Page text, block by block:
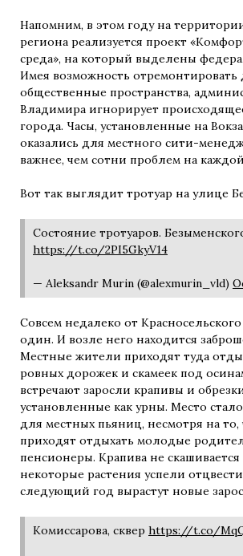
Напомним, в этом году на
региона реализуется проект
среда», на который выделены
Имея возможность отремонтировать
общественные пространства,
Владимира игнорирует
города. Часы, установленные на
оказались для местного сити-
важнее, чем сотни проблем на
Вот так выглядит тротуар на улице
Состояние тротуаров.
https://t.co/2PI5GkyV14
— Aleksandr Murin (@alexmurin_vld)
Совсем недалеко от
один. И возле него находится
Местные жители приходят туда
ровных дорожек и скамеек под
встречают заросли крапивы и
установленные как урны. Место
для местных пьяниц, несмотря на то,
приходят отдыхать молодые
пенсионеры. Крапива не скашивается
некоторые растения успели
следующий год вырастут новые
Комиссарова, сквер https://t.co/